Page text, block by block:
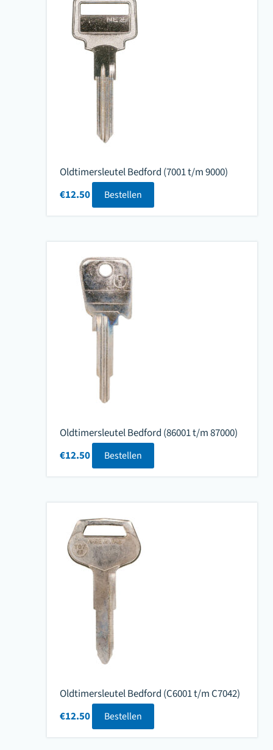
Oldtimersleutel Bedford (7001 t/m 9000)
€12.50 Bestellen
Oldtimersleutel Bedford (86001 t/m 87000)
€12.50 Bestellen
Oldtimersleutel Bedford (C6001 t/m C7042)
€12.50 Bestellen